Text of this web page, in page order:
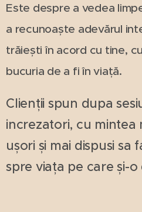
Este despre a vedea
a recunoaște adevărul
trăiești în acord cu tine,
bucuria de a fi în viață.
Clienții spun dupa
increzatori, cu mintea
ușori și mai dispusi sa
spre viața pe care și-o